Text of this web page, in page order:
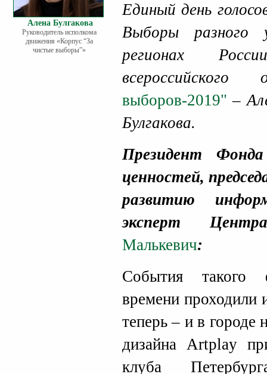
Алена Булгакова
Руководитель исполкома
движения «Корпус “За
чистые выборы”»
Единый день
Выборы разного
регионах
выборов-2019" –
Булгакова.
Президент
ценностей,
развитию
эксперт
Малькевич:
События такого
времени
теперь – и в
дизайна Artplay
клуба